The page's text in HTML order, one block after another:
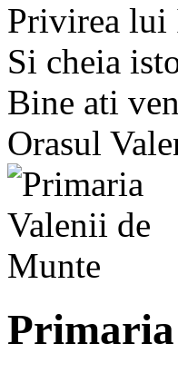
Privirea lui
Si cheia
Bine ati
Orasul